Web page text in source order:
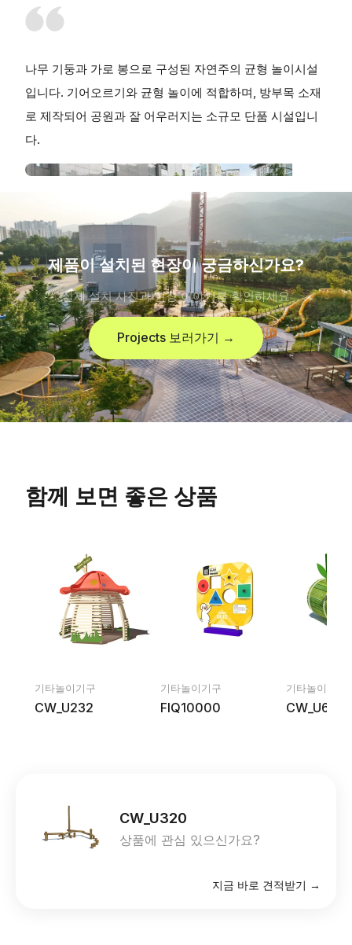
나무 기둥과 가로 봉으로 구성된 자연주의 균형 놀이시설
입니다. 기어오르기와 균형 놀이에 적합하며, 방부목 소재
로 제작되어 공원과 잘 어우러지는 소규모 단품 시설입니
다.
제품이 설치된 현장이 궁금하신가요?
실제 설치 사진과 현장 이야기를 확인하세요
Projects 보러가기 →
함께 보면 좋은 상품
기타놀이기구
CW_U232
기타놀이기구
FIQ10000
기타놀이기구
CW_U635
CW_U320
상품에 관심 있으신가요?
지금 바로 견적받기 →